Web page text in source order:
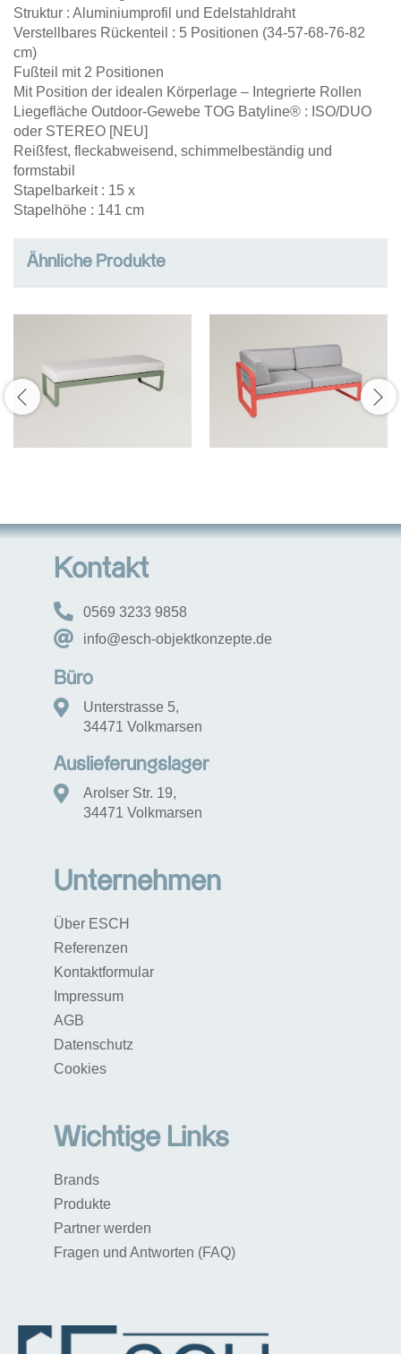
Struktur : Aluminiumprofil und Edelstahldraht
Verstellbares Rückenteil : 5 Positionen (34-57-68-76-82
cm)
Fußteil mit 2 Positionen
Mit Position der idealen Körperlage – Integrierte Rollen
Liegefläche Outdoor-Gewebe TOG Batyline® : ISO/DUO
oder STEREO [NEU]
Reißfest, fleckabweisend, schimmelbeständig und
formstabil
Stapelbarkeit : 15 x
Stapelhöhe : 141 cm
Ähnliche Produkte
Kontakt
0569 3233 9858
info@esch-objektkonzepte.de
Büro
Unterstrasse 5,
34471 Volkmarsen
Auslieferungslager
Arolser Str. 19,
34471 Volkmarsen
Unternehmen
Über ESCH
Referenzen
Kontaktformular
Impressum
AGB
Datenschutz
Cookies
Wichtige Links
Brands
Produkte
Partner werden
Fragen und Antworten (FAQ)